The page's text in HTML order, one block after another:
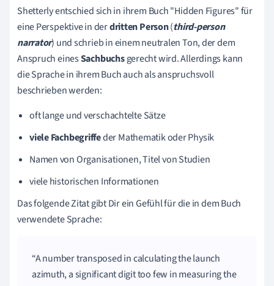
Shetterly entschied sich in ihrem Buch "Hidden Figures" für
eine Perspektive in derdritten Person(third-person
narrator) und schrieb in einem neutralen Ton, der dem
Anspruch einesSachbuchsgerecht wird. Allerdings kann
die Sprache in ihrem Buch auch als anspruchsvoll
beschrieben werden:
oft lange und verschachtelte Sätze
viele Fachbegriffeder Mathematik oder Physik
Namen von Organisationen, Titel von Studien
viele historischen Informationen
Das folgende Zitat gibt Dir ein Gefühl für die in dem Buch
verwendete Sprache:
A number transposed in calculating the launch
azimuth, a significant digit too few in measuring the